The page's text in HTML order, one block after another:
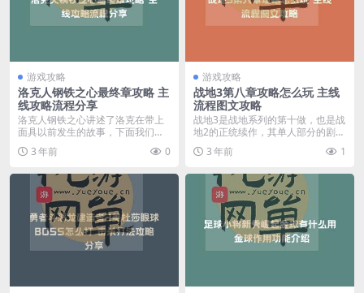
游戏攻略
洛克人钢铁之心最终章攻略 主
线攻略流程分享
洛克人钢铁之心讲述了洛克在带上
面具以前发生的故事，下面我们就
为大家带来洛克人钢铁...
3 年前 0
游戏攻略
战地3第八章攻略怎么玩 主线
流程图文攻略
战地3是战地系列的第十做，也是战
地2的正统续作，其单人部分的剧情
在后续的作品中也...
3 年前 1